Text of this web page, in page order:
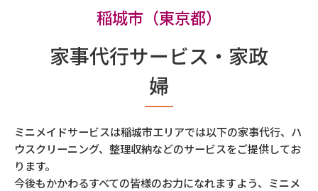
稲城市（東京都）
家事代行サービス・家政
婦
ミニメイドサービスは稲城市エリアでは以下の家事代行、ハ
ウスクリーニング、整理収納などのサービスをご提供してお
ります。
今後もかかわるすべての皆様のお力になれますよう、ミニメ